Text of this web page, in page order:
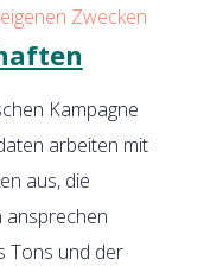
Zwecken
Kampagne
arbeiten mit
aus, die
ansprechen
Tons und der